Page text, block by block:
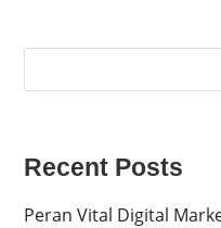
Recent Posts
Peran Vital Digital